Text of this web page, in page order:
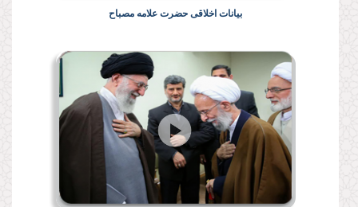
بیانات اخلاقی حضرت علامه مصباح